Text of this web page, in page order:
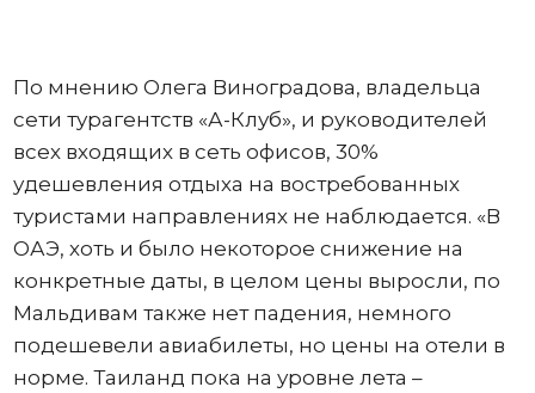
По мнению Олега Виноградова, владельца
сети турагентств «А-Клуб», и руководителей
всех входящих в сеть офисов, 30%
удешевления отдыха на востребованных
туристами направлениях не наблюдается. «В
ОАЭ, хоть и было некоторое снижение на
конкретные даты, в целом цены выросли, по
Мальдивам также нет падения, немного
подешевели авиабилеты, но цены на отели в
норме. Таиланд пока на уровне лета –